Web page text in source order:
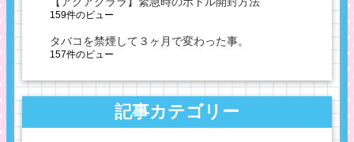
159件のビュー
タバコを禁煙して３ヶ月で変わった事。
157件のビュー
記事カテゴリー